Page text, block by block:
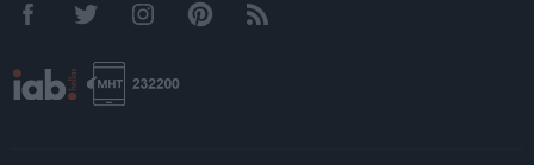
FacebookTwitter InstagramPinterestRSS feeds